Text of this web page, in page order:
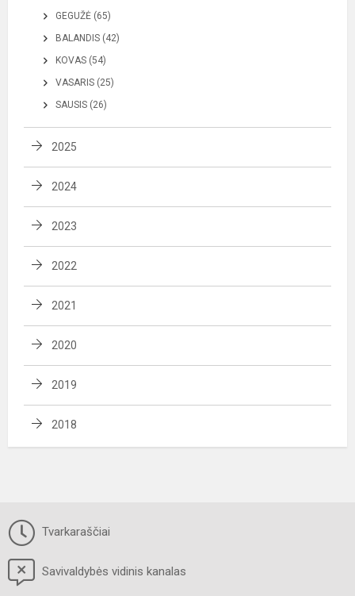
GEGUŽĖ (65)
BALANDIS (42)
KOVAS (54)
VASARIS (25)
SAUSIS (26)
2025
2024
2023
2022
2021
2020
2019
2018
Tvarkaraščiai
Savivaldybės vidinis kanalas